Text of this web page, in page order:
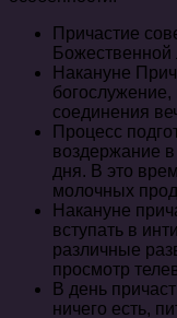
Причастие
Божественной
Накануне
богослужение,
соединения
Процесс
воздержание
дня. В это
молочных
Накануне
вступать в
различные
просмотр
В день
ничего есть,